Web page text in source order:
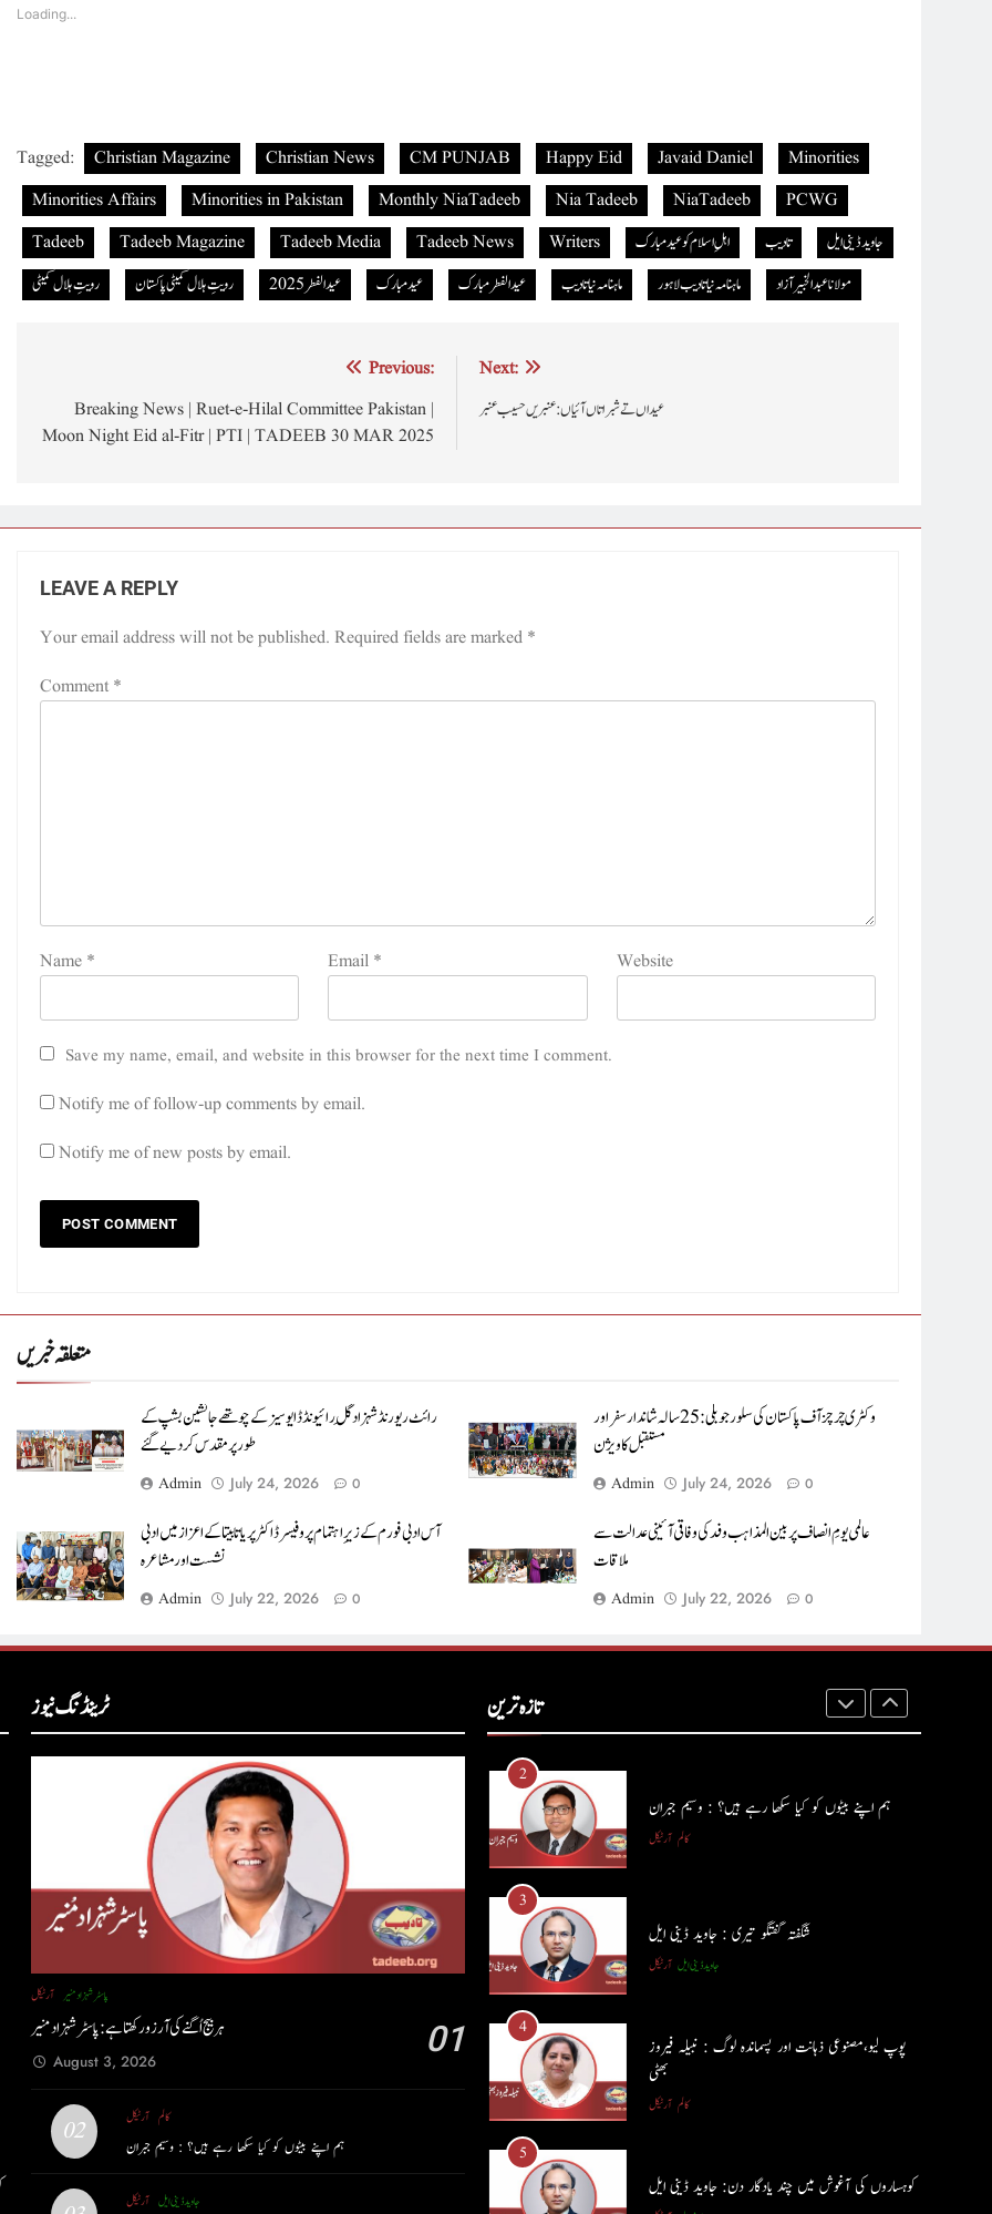
Loading...
Tagged: Christian Magazine Christian News CM PUNJAB Happy Eid Javaid Daniel
Minorities
Minorities Affairs
Minorities in Pakistan Monthly NiaTadeeb Nia Tadeeb NiaTadeeb
PCWG
Tadeeb
Tadeeb Magazine Tadeeb Media Tadeeb News Writers اہلِ اسلام کو عید مبارک تادیب
جاوید ڈینی ایل
رویتِ ہلال کمیٹی
رویتِ ہلال کمیٹی پاکستان عید الفطر 2025 عید مبارک عیدالفطر مبارک ماہنامہ نیاتادیب ماہنامہ نیاتادیب لاہور مولانا عبدالخبیرآزاد
navigation
Previous:
Breaking News | Ruet-e-Hilal Committee Pakistan |
Moon Night Eid al-Fitr | PTI | TADEEB 30 MAR 2025
Next:
عیداں تے شبراتاں آئیاں : عنبریں حسیب عنبر
LEAVE A REPLY
Your email address will not be published. Required fields are marked *
Comment *
Name * Email * Website
Save my name, email, and website in this browser for the next time I comment.
Notify me of follow-up comments by email.
Notify me of new posts by email.
متعلقہ خبریں
رائٹ ریورنڈ شہزاد گِل رائیونڈ ڈایوسیز کے چوتھے جانشین بشپ کے
طور پر مقدس کر دیے گئے
Admin July 24, 2026 0
وکٹری چرچز آف پاکستان کی سلور جوبلی : 25 سالہ شاندار سفر اور
مستقبل کا ویژن
Admin July 24, 2026 0
آس ادبی فورم کے زیرِ اہتمام پروفیسرڈاکٹر پریا تابیتا کے اعزاز میں ادبی
نشست اور مشاعرہ
Admin July 22, 2026 0
عالمی یومِ انصاف پر بین المذاہب وفد کی وفاقی آئینی عدالت سے
ملاقات
Admin July 22, 2026 0
ٹرینڈنگ نیوز
آرٹیکل پاسٹر شہزاد منیر
ہر بیج اُگنے کی آرزو رکھتا ہے : پاسٹر شہزاد منیر 01
August 3, 2026
02 آرٹیکل کالم
ہم اپنے بیٹوں کو کیا سکھا رہے ہیں؟ : وسیم جبران
آرٹیکل جاوید ڈینی ایل
تازہ ترین
5
جانشین بشپ کے طور پر مقدس کر دیے گئے
وکٹری چرچز آف پاکستان کی سلور جوبلی : 25 سالہ
شاندار سفر اور مستقبل کا ویژن
خبریں
2
3
شگفتہ گفتگو تیری : جاوید ڈینی ایل
آرٹیکل جاوید ڈینی ایل
4
پوپ لیو،مصنوعی ذہانت اور پسماندہ لوگ : نبیلہ فیروز
بھٹی
5
کوہساروں کی آغوش میں چند یادگار دن: جاوید ڈینی ایل
آرٹیکل
6
ایمان،عقل اور آنے والا اِنسان : ڈاکٹر ایورسٹ جان